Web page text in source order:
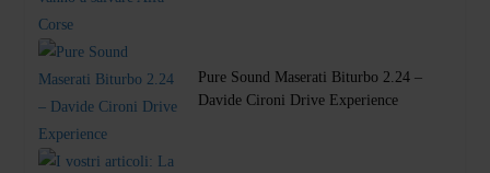
Pure Sound Maserati Biturbo 2.24 –
Davide Cironi Drive Experience